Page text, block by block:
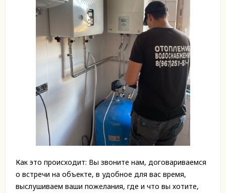
Как это происходит: Вы звоните нам, договариваемся
о встречи на объекте, в удобное для вас время,
выслушиваем ваши пожелания, где и что вы хотите,